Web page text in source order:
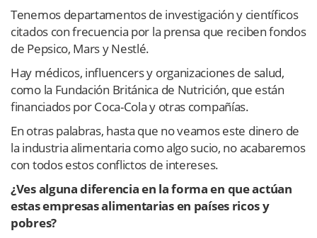
Tenemos departamentos de investigación y científicos
citados con frecuencia por la prensa que reciben fondos
de Pepsico, Mars y Nestlé.
Hay médicos, influencers y organizaciones de salud,
como la Fundación Británica de Nutrición, que están
financiados por Coca-Cola y otras compañías.
En otras palabras, hasta que no veamos este dinero de
la industria alimentaria como algo sucio, no acabaremos
con todos estos conflictos de intereses.
¿Ves alguna diferencia en la forma en que actúan
estas empresas alimentarias en países ricos y
pobres?